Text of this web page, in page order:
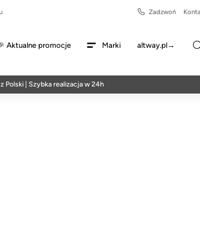
Zadzwoń
Aktualne promocje Marki altway.pl→
| Szybka realizacja w 24h